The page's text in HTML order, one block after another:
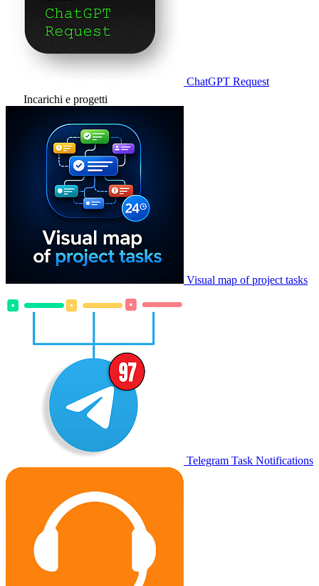
ChatGPT Request
Incarichi e progetti
Visual map of project tasks
Telegram Task Notifications